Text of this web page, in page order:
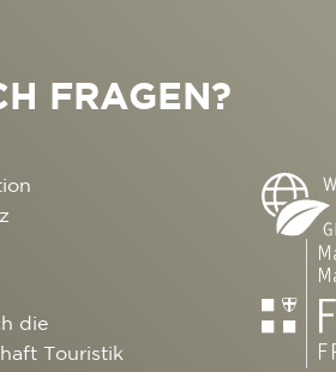
FRAGEN?
die
Touristik